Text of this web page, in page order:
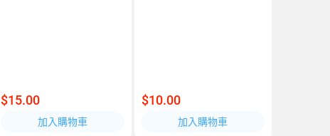
$15.00
加入購物車
$10.00
加入購物車